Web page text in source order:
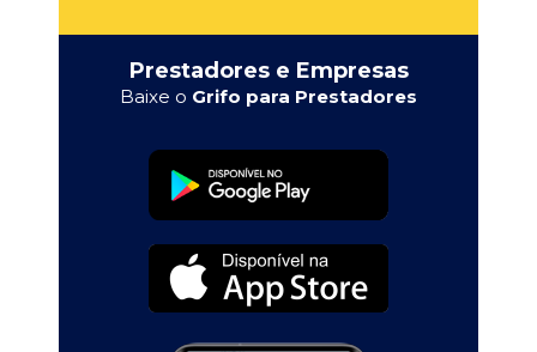
Prestadores e Empresas
Baixe o Grifo para Prestadores